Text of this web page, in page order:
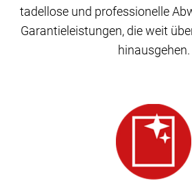
tadellose und professionelle
Garantieleistungen, die weit
hinausgehen.